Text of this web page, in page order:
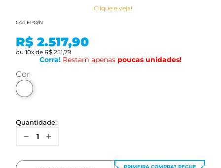
Clique e veja!
Cód:EPO/N
R$ 2.517,90
ou 10x de R$ 251,79
Corra! Restam apenas poucas unidades!
cor
Quantidade:
PRIMEIRA COMPRA? PEGUE